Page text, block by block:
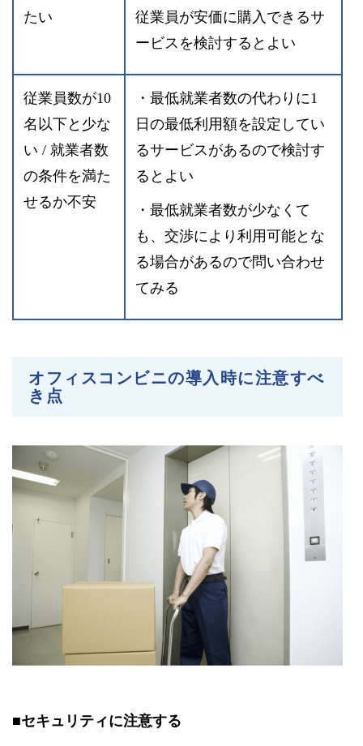
たい
従業員が安価に購入できるサ
ービスを検討するとよい
従業員数が10
名以下と少な
い / 就業者数
の条件を満た
せるか不安
・最低就業者数の代わりに1
日の最低利用額を設定してい
るサービスがあるので検討す
るとよい
・最低就業者数が少なくて
も、交渉により利用可能とな
る場合があるので問い合わせ
てみる
オフィスコンビニの導入時に注意すべ
き点
■セキュリティに注意する